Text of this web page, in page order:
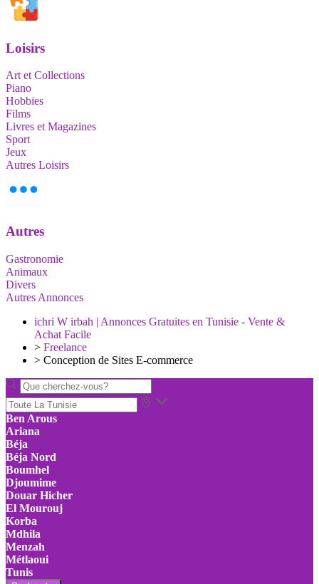
Loisirs
Art et Collections
Piano
Hobbies
Films
Livres et Magazines
Sport
Jeux
Autres Loisirs
Autres
Gastronomie
Animaux
Divers
Autres Annonces
ichri W irbah | Annonces Gratuites en Tunisie - Vente &
Achat Facile
> Freelance
> Conception de Sites E-commerce
Ben Arous
Ariana
Béja
Béja Nord
Boumhel
Djoumime
Douar Hicher
El Mourouj
Korba
Mdhila
Menzah
Métlaoui
Tunis